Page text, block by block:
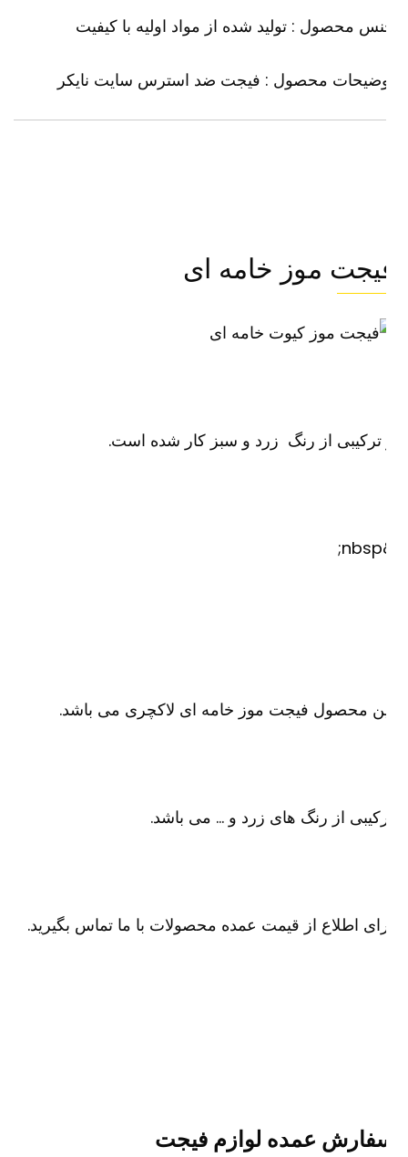
محصول : تولید شده از مواد اولیه با کیفیت
محصول : فیجت ضد استرس سایتنایکر
موز خامه ای
ترکیبی از رنگ زرد و سبز کار شده است.
محصول فیجت موز خامه ای لاکچری می باشد.
از رنگ های زرد و … می باشد.
اطلاع از قیمت عمده محصولات با ما تماس بگیرید.
عمده لوازم فیجت